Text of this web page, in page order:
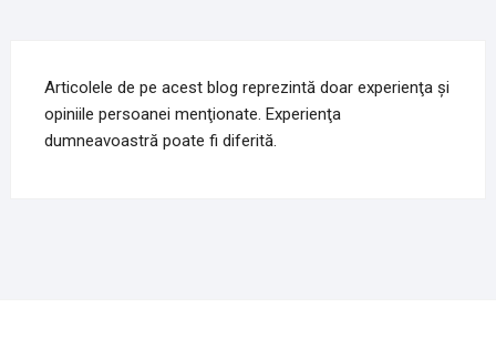
Articolele de pe acest blog reprezintă doar experienţa şi
opiniile persoanei menţionate. Experienţa
dumneavoastră poate fi diferită.